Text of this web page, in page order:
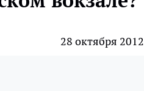
28 октября 2012